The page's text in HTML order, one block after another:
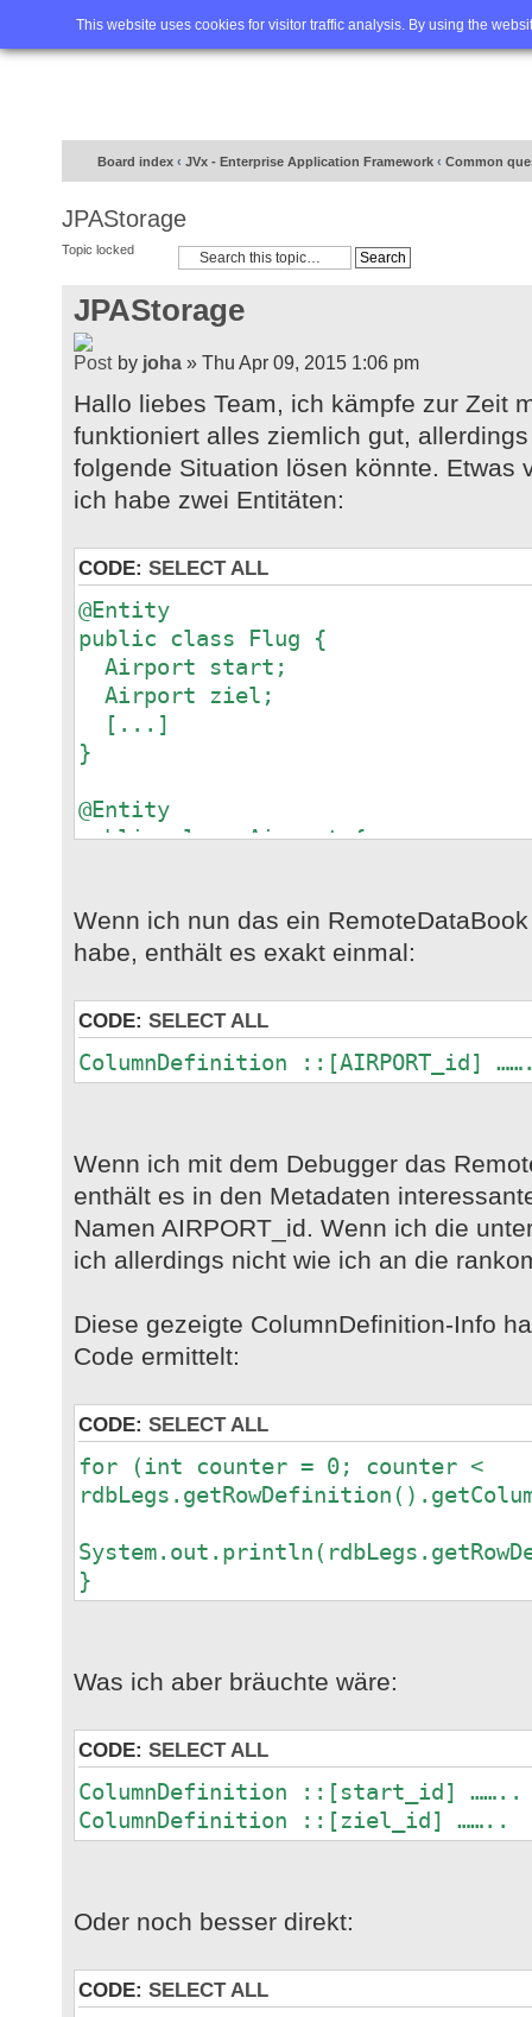
This website uses cookies for visitor traffic analysis. By using the
Home FAQ Advanced
Board index ‹ JVx - Enterprise Application Framework ‹ Common
JPAStorage
Topic locked
JPAStorage
by joha » Thu Apr 09, 2015 1:06 pm
Hallo liebes Team, ich kämpfe zur Zeit
funktioniert alles ziemlich gut,
folgende Situation lösen könnte. Etwas
ich habe zwei Entitäten:
CODE: SELECT ALL
@Entity
public class Flug {
Airport start;
Airport ziel;
[...]
}
@Entity
public class Airport {
}
Wenn ich nun das ein
habe, enthält es exakt einmal:
CODE: SELECT ALL
ColumnDefinition ::[AIRPORT_id]
Wenn ich mit dem Debugger das
enthält es in den Metadaten
Namen AIRPORT_id. Wenn ich die
ich allerdings nicht wie ich an die
Diese gezeigte ColumnDefinition-Info
Code ermittelt:
CODE: SELECT ALL
for (int counter = 0; counter <
}
Was ich aber bräuchte wäre:
CODE: SELECT ALL
ColumnDefinition ::[start_id] ……..
ColumnDefinition ::[ziel_id] ……..
Oder noch besser direkt:
CODE: SELECT ALL